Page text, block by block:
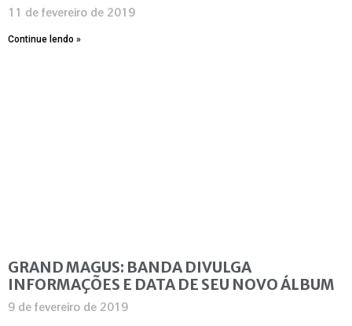
11 de fevereiro de 2019
Continue lendo »
GRAND MAGUS: BANDA DIVULGA
INFORMAÇÕES E DATA DE SEU NOVO ÁLBUM
9 de fevereiro de 2019